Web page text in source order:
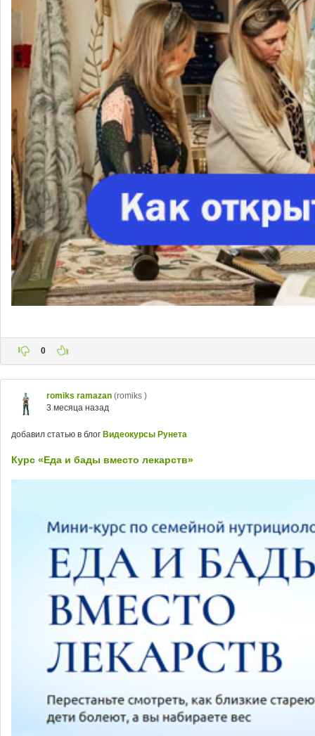
0
romiks ramazan (romiks )
3 месяца назад
добавил статью в блог Видеокурсы Рунета
Курс «Еда и бады вместо лекарств»